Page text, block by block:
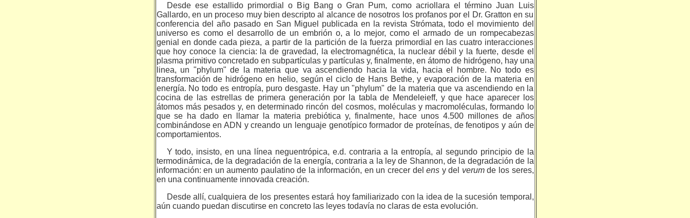
Desde ese estallido primordial o Big Bang o Gran Pum, como acriollara el término Juan Luis
Gallardo, en un proceso muy bien descripto al alcance de nosotros los profanos por el Dr. Gratton en su
conferen­cia del año pasado en San Miguel publicada en la revista Strómata, todo el movimiento del
universo es como el desarrollo de un embrión o, a lo mejor, como el armado de un rompecabezas
genial en donde cada pieza, a partir de la partición de la fuerza primordial en las cuatro interacciones
que hoy conoce la ciencia: la de gravedad, la electromagnética, la nuclear débil y la fuerte, desde el
plasma primitivo concretado en subpartículas y partículas y, finalmente, en átomo de hidrógeno, hay una
linea, un "phylum" de la materia que va ascendiendo hacia la vida, hacia el hombre. No todo es
transformación de hidrógeno en helio, según el ciclo de Hans Bethe, y evaporación de la materia en
energía. No todo es entropía, puro desgaste. Hay un "phylum" de la materia que va ascendiendo en la
cocina de las estrellas de primera ge­neración por la tabla de Mendeleieff, y que hace aparecer los
átomos más pesados y, en determinado rincón del cosmos, moléculas y macromoléculas, formando lo
que se ha dado en llamar la materia prebiótica y, finalmente, hace unos 4.500 millones de años
combinándose en ADN y creando un lenguaje genotípico formador de proteínas, de fenotipos y aún de
comportamientos.
Y todo, insisto, en una línea neguentrópica, e.d. contraria a la entropía, al segundo principio de la
termodinámica, de la degradación de la energía, contraria a la ley de Shannon, de la degradación de la
información: en un aumento paulatino de la información, en un crecer delens y del verumde los seres,
en una continuamente innovada creación.
Desde allí, cualquiera de los presentes estará hoy familiarizado con la idea de la sucesión temporal,
aún cuando puedan discutirse en concreto las leyes todavía no claras de esta evolución.